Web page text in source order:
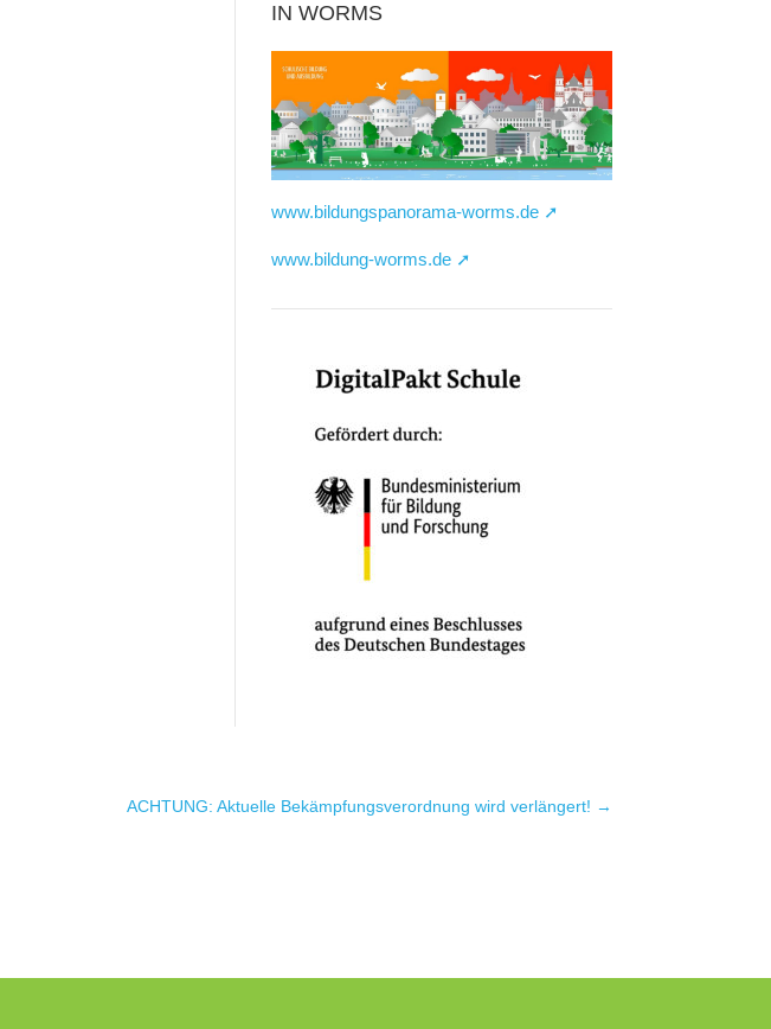
IN WORMS
www.bildungspanorama-worms.de ➚
www.bildung-worms.de ➚
ACHTUNG: Aktuelle Bekämpfungs­verordnung wird verlängert! →